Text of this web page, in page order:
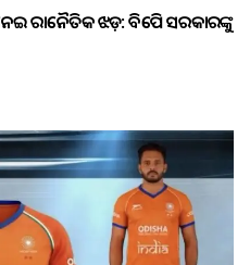
ରାଜନୈତିକ ଝଡ଼: ବିଜେପି ସରକାରଙ୍କୁ